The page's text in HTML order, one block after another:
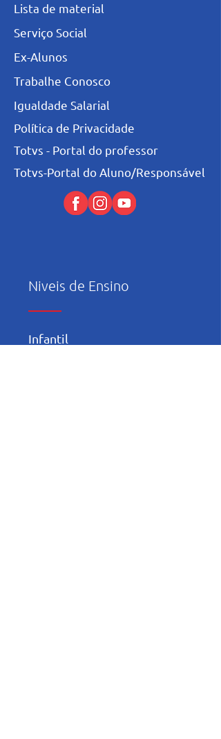
L ista de material
Serviço Social
Ex-Alunos
Trabalhe Conosco
Igualdade Salarial
Política de Privacidade
Totvs - Portal do professor
Totvs-Portal do Aluno/Responsável
Niveis de Ensino
Infantil